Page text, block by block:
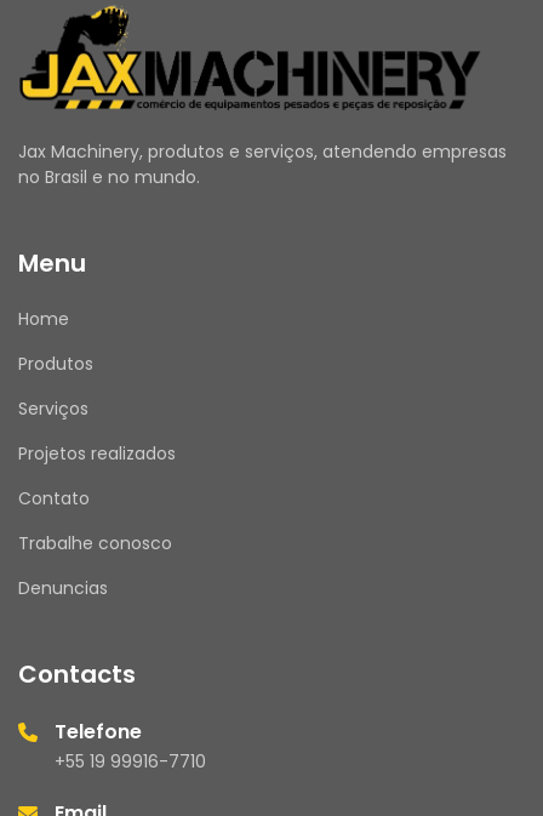
Jax Machinery, produtos e serviços, atendendo empresas
no Brasil e no mundo.
Menu
Home
Produtos
Serviços
Projetos realizados
Contato
Trabalhe conosco
Denuncias
Contacts
Telefone
+55 19 99916-7710